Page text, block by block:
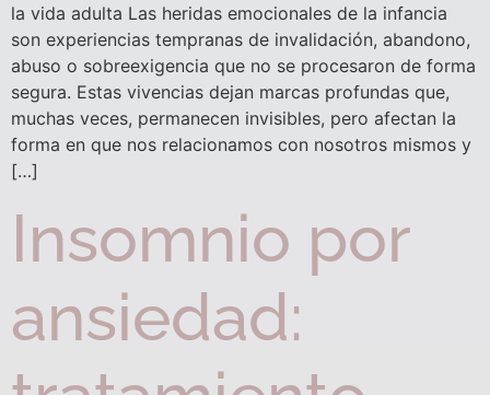
la vida adulta Las heridas emocionales de la infancia
son experiencias tempranas de invalidación, abandono,
abuso o sobreexigencia que no se procesaron de forma
segura. Estas vivencias dejan marcas profundas que,
muchas veces, permanecen invisibles, pero afectan la
forma en que nos relacionamos con nosotros mismos y
[…]
Insomnio por
ansiedad: